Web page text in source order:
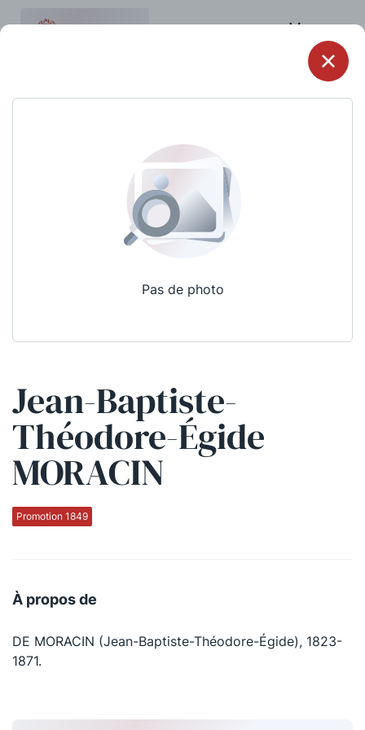
Menu
Pas de photo
Jean-Baptiste-
Théodore-Égide
MORACIN
Promotion 1849
À propos de
DE MORACIN (Jean-Baptiste-Théodore-Égide), 1823-
1871.
Qui sommes-nous ?
La Conférence
La Conférence de Renfort
La défense pénale
La Conférence Berryer
La Petite Conférence